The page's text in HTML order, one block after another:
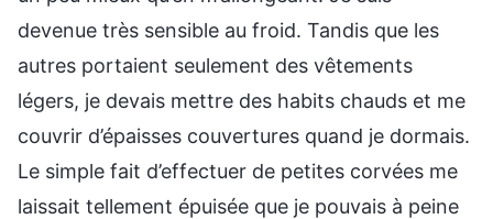
devenue très sensible au froid. Tandis que les
autres portaient seulement des vêtements
légers, je devais mettre des habits chauds et me
couvrir d’épaisses couvertures quand je dormais.
Le simple fait d’effectuer de petites corvées me
laissait tellement épuisée que je pouvais à peine